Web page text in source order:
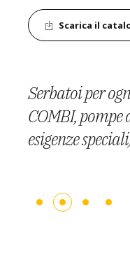
Scarica il
Gamma
tipi.
Serbatoi per
COMBI,
esigenze
Da 80 a
Costruzione in
caldo o in